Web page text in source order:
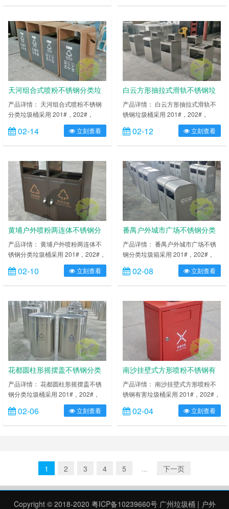
低温，适合各种恶劣气候条件；金属
场、商场高档场所；内外表面光洁，
减少垃圾残留，易于清洁；配置镀锌
板内桶，便于垃圾清倒；激光切割开
料，尺寸精准，投口无缝焊接成型，
打磨抛光处理圆滑不割手，……
低温，适合各种恶劣气候条件；金属
场、商场高档场所；内外表面光洁，
减少垃圾残留，易于清洁；配置镀锌
板内桶，便于垃圾清倒；激光切割开
料，尺寸精准，投口无缝焊接成型，
打磨抛光处理圆滑不割手，传……
天河组合式喷粉不锈钢分类垃
圾桶
产品详情： 天河组合式喷粉不锈钢
分类垃圾桶采用 201#，202#，
304#优质不锈钢材料模压成型，坚
固耐用，不易破损；耐火安全，抗高
低温，适合各种恶劣气候条件；金属
场、商场高档场所；内外表面光洁，
减少垃圾残留，易于清洁；配置镀锌
板内桶，便于垃圾清倒；激光切割开
料，尺寸精准，投口无缝焊接成型，
打磨抛光处理圆滑不割手，传……
02-14 立刻查看
白云方形抽拉式滑轨不锈钢垃
圾桶
产品详情： 白云方形抽拉式滑轨不
锈钢垃圾桶采用 201#，202#，
304#优质不锈钢材料模压成型，坚
固耐用，不易破损；耐火安全，抗高
低温，适合各种恶劣气候条件；金属
场、商场高档场所；内外表面光洁，
减少垃圾残留，易于清洁；配置镀锌
板内桶，便于垃圾清倒；激光切割开
料，尺寸精准，投口无缝焊接成型，
打磨抛光处理圆滑不割手，传……
02-12 立刻查看
黄埔户外喷粉两连体不锈钢分
类垃圾桶
产品详情： 黄埔户外喷粉两连体不
锈钢分类垃圾桶采用 201#，202#，
304#优质不锈钢材料模压成型，坚
固耐用，不易破损；耐火安全，抗高
低温，适合各种恶劣气候条件；金属
场、商场高档场所；内外表面光洁，
减少垃圾残留，易于清洁；配置镀锌
板内桶，便于垃圾清倒；激光切割开
料，尺寸精准，投口无缝焊接成型，
打磨抛光处理圆滑不割手……
02-10 立刻查看
番禺户外城市广场不锈钢分类
垃圾箱
产品详情： 番禺户外城市广场不锈
钢分类垃圾箱采用 201#，202#，
304#优质不锈钢材料模压成型，坚
固耐用，不易破损；耐火安全，抗高
低温，适合各种恶劣气候条件；金属
场、商场高档场所；内外表面光洁，
减少垃圾残留，易于清洁；配置镀锌
板内桶，便于垃圾清倒；激光切割开
料，尺寸精准，投口无缝焊接成型，
打磨抛光处理圆滑不割手，……
02-08 立刻查看
花都圆柱形摇摆盖不锈钢分类
垃圾桶
产品详情： 花都圆柱形摇摆盖不锈
钢分类垃圾桶采用 201#，202#，
304#优质不锈钢材料模压成型，坚
固耐用，不易破损；耐火安全，抗高
低温，适合各种恶劣气候条件；金属
板内桶，便于垃圾清倒；激光切割开
料，尺寸精准，投口无缝焊接成型，
打磨抛光处理圆滑不割手，……
02-06 立刻查看
南沙挂壁式方形喷粉不锈钢有
害垃圾桶
产品详情： 南沙挂壁式方形喷粉不
锈钢有害垃圾桶采用 201#，202#，
304#优质不锈钢材料模压成型，坚
固耐用，不易破损；耐火安全，抗高
低温，适合各种恶劣气候条件；金属
板内桶，便于垃圾清倒；激光切割开
打磨抛光处理圆滑不割手……
02-04 立刻查看
1 2 3 4 5 ... 下一页
Copyright © 2018-2020 粤ICP备10239660号 广州垃圾桶| 户外